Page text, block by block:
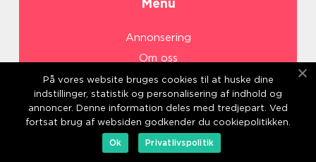
Menu
Annonsering
Om oss
Cookies
Kontakta oss
Sitemap
På vores website bruges cookies til at huske dine
indstillinger, statistik og personalisering af indhold og
annoncer. Denne information deles med tredjepart. Ved
fortsat brug af websiden godkender du cookiepolitikken.
Ok
Privatlivspolitik